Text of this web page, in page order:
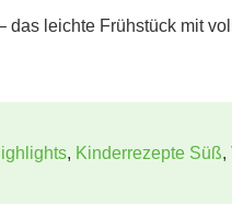
leichte Frühstück mit
, Kinderrezepte Süß,